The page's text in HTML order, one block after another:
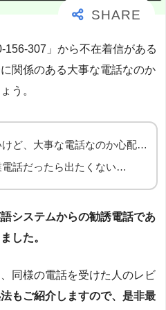
307」から不在着信がある
関係のある大事な電話なのか
う。
ど、大事な電話なのか心配…
話だったら出たくない…
システムからの勧誘電話であ
した。
同様の電話を受けた人のレビ
もご紹介しますので、是非最